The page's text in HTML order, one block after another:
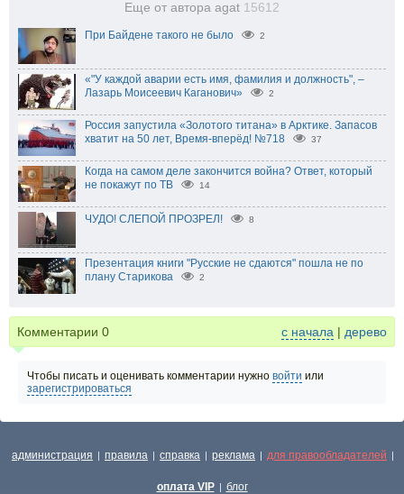
Еще от автора agat 15612
При Байдене такого не было 2
«"У каждой аварии есть имя, фамилия и должность", –
Лазарь Моисеевич Каганович»
2
Россия запустила «Золотого титана» в Арктике. Запасов
хватит на 50 лет, Время-вперёд! №718
37
Когда на самом деле закончится война? Ответ, который
не покажут по ТВ
14
ЧУДО! СЛЕПОЙ ПРОЗРЕЛ! 8
Презентация книги "Русские не сдаются" пошла не по
плану Старикова
2
Комментарии 0 с начала | дерево
Чтобы писать и оценивать комментарии нужно войти или
зарегистрироваться
администрация | правила | справка | реклама | для правообладателей |
оплата VIP | блог